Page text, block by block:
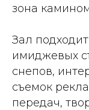
зона
Зал
имиджевых
снепов,
съемок
передач,